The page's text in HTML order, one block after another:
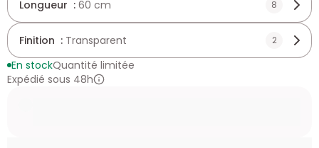
Longueur : 60 cm 8
Finition : Transparent 2
En stockQuantité limitée
Expédié sous 48h